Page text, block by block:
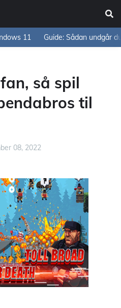
11 Guide: Sådan undgår
så spil
til
08, 2022